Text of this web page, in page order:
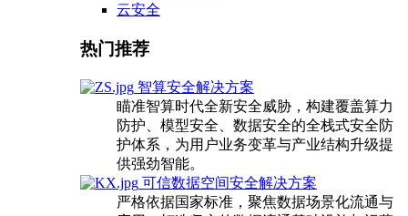
云安全
热门推荐
智算安全解决方案
瞄准智算时代全新安全威胁，构建覆盖算力
防护、模型安全、数据安全的全栈式安全防
护体系，为用户业务变革与产业结构升级提
供强劲智能。
可信数据空间安全解决方案
严格依据国家标准，聚焦数据场景化流通与